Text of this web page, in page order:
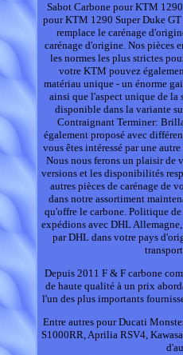
Sabot Carbone pour KTM
pour KTM 1290 Super Duke
remplace le carénage
carénage d'origine. Nos pièces
les normes les plus strictes
votre KTM pouvez
matériau unique - un énorme
ainsi que l'aspect unique de la
disponible dans la variante
Contraignant Terminer:
également proposé avec
vous êtes intéressé par une
Nous nous ferons un plaisir de
versions et les disponibilités
autres pièces de carénage de
dans notre assortiment
qu'offre le carbone. Politique
expédions avec DHL
par DHL dans votre pays
Depuis 2011 F & F carbone
de haute qualité à un prix
l'un des plus importants
Entre autres pour Ducati
S1000RR, Aprilia RSV4,